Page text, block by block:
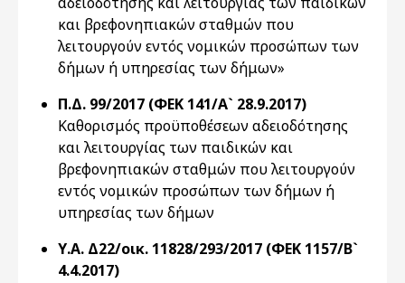
και βρεφονηπιακών σταθμών που
λειτουργούν εντός νομικών προσώπων των
δήμων ή υπηρεσίας των δήμων»
Π.Δ. 99/2017 (ΦΕΚ 141/Α` 28.9.2017)
Καθορισμός προϋποθέσεων αδειοδότησης
και λειτουργίας των παιδικών και
βρεφονηπιακών σταθμών που λειτουργούν
εντός νομικών προσώπων των δήμων ή
υπηρεσίας των δήμων
Υ.Α. Δ22/οικ. 11828/293/2017 (ΦΕΚ 1157/Β`
4.4.2017)